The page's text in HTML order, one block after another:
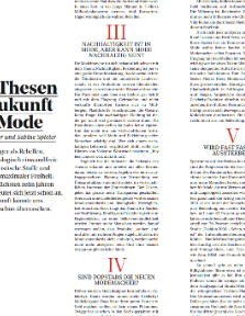
professionellen Tools!
auf diskrete Weise neue
Ihren persönlichen